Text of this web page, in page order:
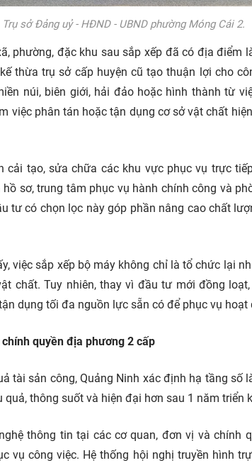
Trụ sở Đảng uỷ - HĐND - UBND phường Móng Cái 2.
phường, đặc khu sau sắp xếp đã có địa điểm
thừa trụ sở cấp huyện cũ tạo thuận lợi cho
núi, biên giới, hải đảo hoặc hình thành từ
việc phân tán hoặc tận dụng cơ sở vật chất
cải tạo, sửa chữa các khu vực phục vụ trực
sơ, trung tâm phục vụ hành chính công và
tư có chọn lọc này góp phần nâng cao chất
việc sắp xếp bộ máy không chỉ là tổ chức lại
chất. Tuy nhiên, thay vì đầu tư mới đồng
dụng tối đa nguồn lực sẵn có để phục vụ
quyền địa phương 2 cấp
tài sản công, Quảng Ninh xác định hạ tầng số
thông suốt và hiện đại hơn sau 1 năm triển
thông tin tại các cơ quan, đơn vị và chính
vụ công việc. Hệ thống hội nghị truyền hình